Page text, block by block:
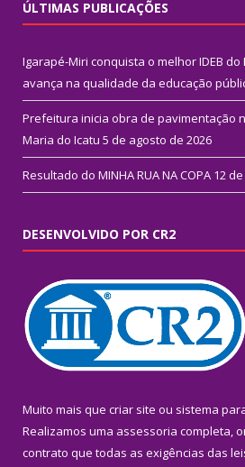
ÚLTIMAS PUBLICAÇÕES
Igarapé-Miri conquista o melhor IDEB do
avança na qualidade da educação
Prefeitura inicia obra de pavimentação
Maria do Icatu 5 de agosto de 2026
Resultado do MINHA RUA NA COPA 12
DESENVOLVIDO POR CR2
Muito mais que criar site ou sistema
Realizamos uma assessoria completa,
contrato que todas as exigências das